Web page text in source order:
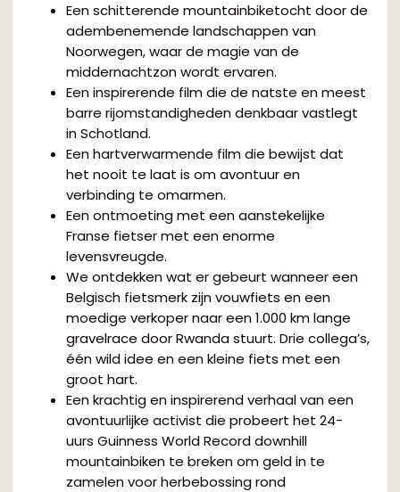
Een schitterende mountainbiketocht door de
adembenemende landschappen van
Noorwegen, waar de magie van de
middernachtzon wordt ervaren.
Een inspirerende film die de natste en meest
barre rijomstandigheden denkbaar vastlegt
in Schotland.
Een hartverwarmende film die bewijst dat
het nooit te laat is om avontuur en
verbinding te omarmen.
Een ontmoeting met een aanstekelijke
Franse fietser met een enorme
levensvreugde.
We ontdekken wat er gebeurt wanneer een
Belgisch fietsmerk zijn vouwfiets en een
moedige verkoper naar een 1.000 km lange
gravelrace door Rwanda stuurt. Drie collega’s,
één wild idee en een kleine fiets met een
groot hart.
Een krachtig en inspirerend verhaal van een
avontuurlijke activist die probeert het 24-
uurs Guinness World Record downhill
mountainbiken te breken om geld in te
zamelen voor herbebossing rond